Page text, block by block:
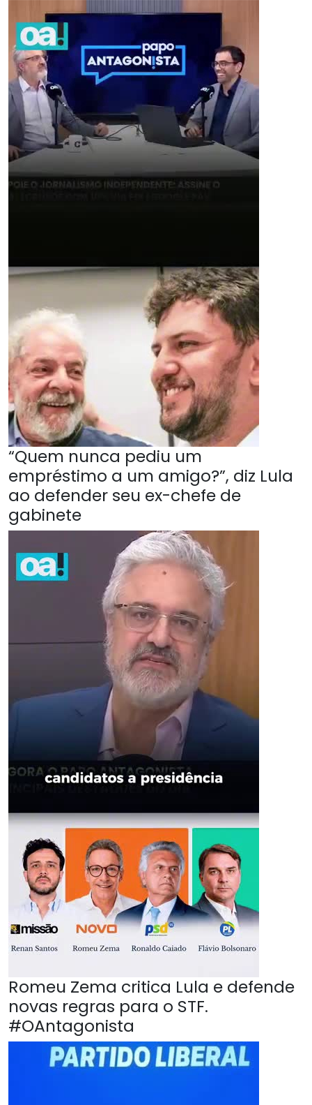
“Quem nunca pediu um
empréstimo a um amigo?”, diz Lula
ao defender seu ex-chefe de
gabinete
Romeu Zema critica Lula e defende
novas regras para o STF.
#OAntagonista